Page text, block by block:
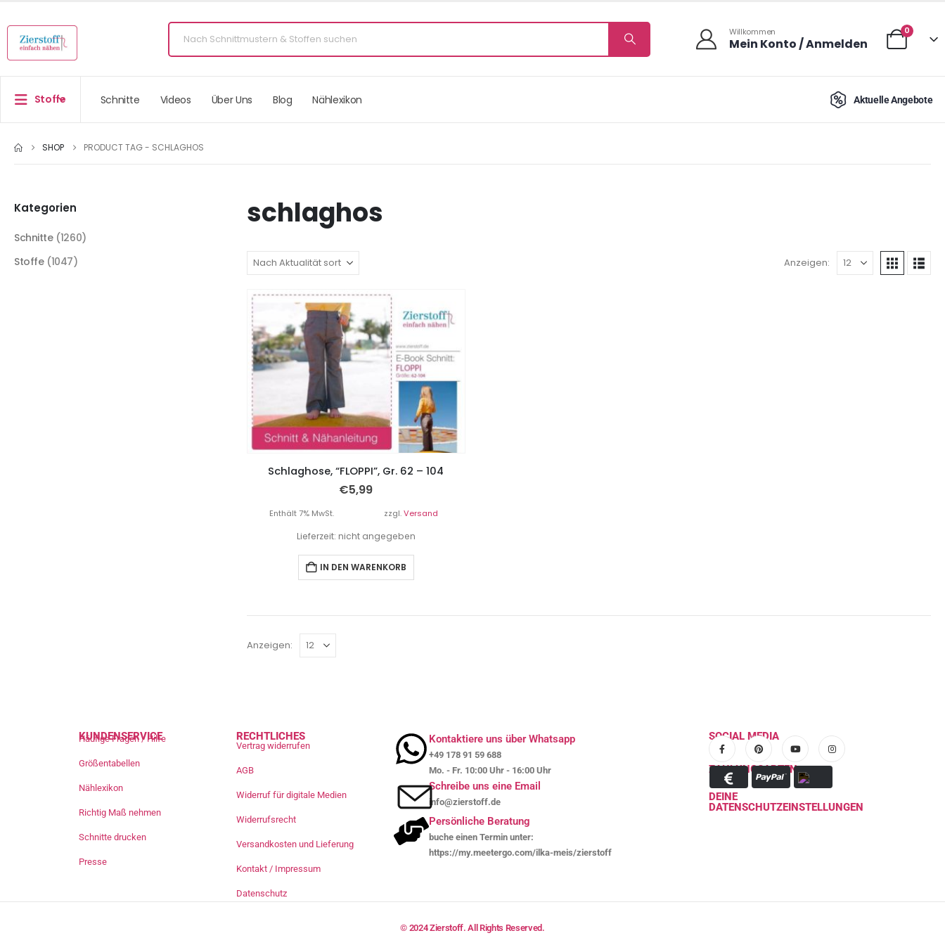
Willkommen
Mein Konto / Anmelden
0
Stoffe Schnitte Videos Über Uns Blog Nählexikon Aktuelle Angebote
SHOP PRODUCT TAG - SCHLAGHOS
schlaghos
Anzeigen:
Schlaghose, “FLOPPI”, Gr. 62 – 104
€5,99
Enthält 7% MwSt. zzgl.Versand
Lieferzeit: nicht angegeben
IN DEN WARENKORB
Anzeigen:
Kategorien
Schnitte (1260)
Stoffe (1047)
KUNDENSERVICE
Häufige Fragen / Hilfe
Größentabellen
Nählexikon
Richtig Maß nehmen
Schnitte drucken
Presse
RECHTLICHES
Vertrag widerrufen
AGB
Widerruf für digitale Medien
Widerrufsrecht
Versandkosten und Lieferung
Kontakt / Impressum
Datenschutz
Kontaktiere uns über Whatsapp
+49 178 91 59 688
Mo. - Fr. 10:00 Uhr - 16:00 Uhr
Schreibe uns eine Email
info@zierstoff.de
Persönliche Beratung
buche einen Termin unter:
https://my.meetergo.com/ilka-meis/zierstoff
SOCIAL MEDIA
ZAHLUNGSARTEN
DEINE
DATENSCHUTZEINSTELLUNGEN
© 2024 Zierstoff. All Rights Reserved.